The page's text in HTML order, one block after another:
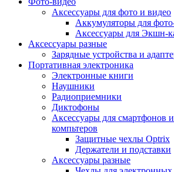
Аксессуары для фото и видео
Аккумуляторы для
Аксессуары для Экшн-
Аксессуары разные
Зарядные устройства и
Портативная электроника
Электронные книги
Наушники
Радиоприемники
Диктофоны
Аксессуары для смартфонов
компьтеров
Защитные чехлы Optrix
Держатели и подставки
Аксессуары разные